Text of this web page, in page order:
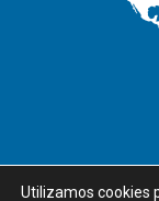
Utilizamos cookies